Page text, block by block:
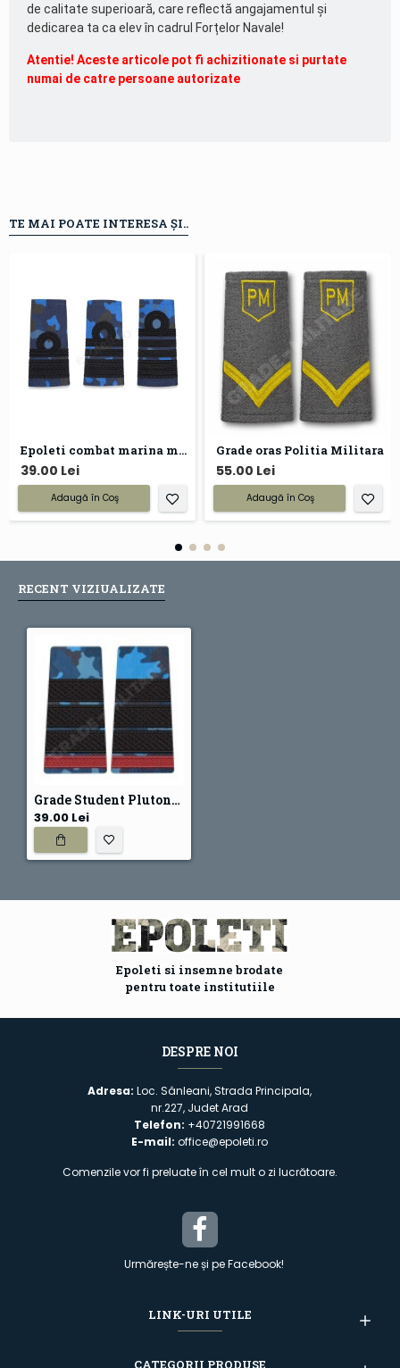
de calitate superioară, care reflectă angajamentul și
dedicarea ta ca elev în cadrul Forțelor Navale!
Atentie! Aceste articole pot fi achizitionate si purtate
numai de catre persoane autorizate
TE MAI POATE INTERESA ȘI..
Epoleti combat marina militara
39.00 Lei
Adaugă în Coş
Grade oras Politia Militara
55.00 Lei
Adaugă în Coş
RECENT VIZIUALIZATE
Grade Student Plutonier Adjutant - Forte Navale combat
39.00 Lei
Epoleti si insemne brodate
pentru toate institutiile
DESPRE NOI
Adresa:Loc. Sânleani, Strada Principala,
nr.227, Judet Arad
Telefon: +40721991668
E-mail: office@epoleti.ro
Comenzile vor fi preluate în cel mult o zi lucrătoare.
Urmărește-ne și pe Facebook!
LINK-URI UTILE
CATEGORII PRODUSE